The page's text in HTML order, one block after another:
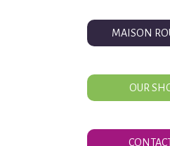
MAISON
OUR